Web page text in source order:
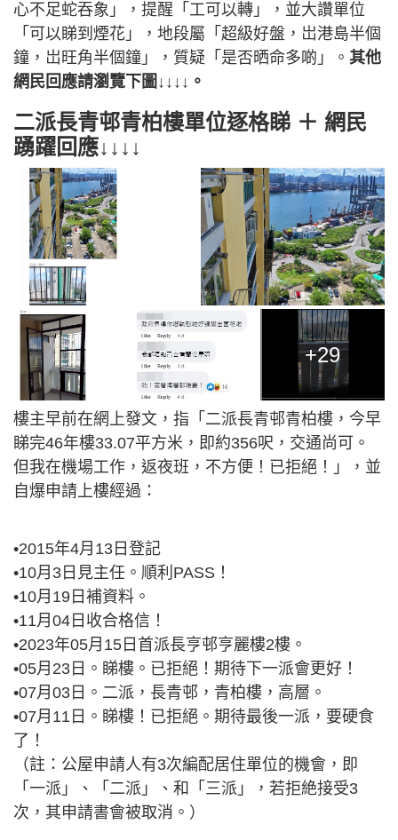
心不足蛇吞象」，提醒「工可以轉」，並大讚單位
「可以睇到煙花」，地段屬「超級好盤，岀港島半個
鐘，岀旺角半個鐘」，質疑「是否晒命多啲」。 其他
網民回應請瀏覽下圖↓↓↓↓。
二派長青邨青柏樓單位逐格睇 ＋ 網民
踴躍回應↓↓↓↓
+29
樓主早前在網上發文，指「二派長青邨青柏樓，今早
睇完46年樓33.07平方米，即約356呎，交通尚可。
但我在機場工作，返夜班，不方便！已拒絕！」，並
自爆申請上樓經過：
•2015年4月13日登記
•10月3日見主任。順利PASS！
•10月19日補資料。
•11月04日收合格信！
•2023年05月15日首派長亨邨亨麗樓2樓。
•05月23日。睇樓。已拒絕！期待下一派會更好！
•07月03日。二派，長青邨，青柏樓，高層。
•07月11日。睇樓！已拒絕。期待最後一派，要硬食
了！
（註：公屋申請人有3次編配居住單位的機會，即
「一派」、「二派」、和「三派」，若拒絶接受3
次，其申請書會被取消。）